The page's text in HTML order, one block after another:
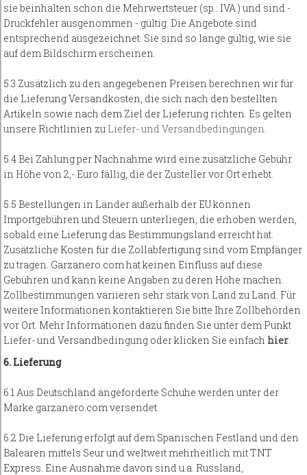
sie beinhalten schon die Mehrwertsteuer (sp.: IVA ) und sind -
Druckfehler ausgenommen - gültig. Die Angebote sind
entsprechend ausgezeichnet. Sie sind so lange gültig, wie sie
auf dem Bildschirm erscheinen.
5.3 Zusätzlich zu den angegebenen Preisen berechnen wir für
die Lieferung Versandkosten, die sich nach den bestellten
Artikeln sowie nach dem Ziel der Lieferung richten. Es gelten
unsere Richtlinien zu Liefer- und Versandbedingungen
5.4 Bei Zahlung per Nachnahme wird eine zusätzliche Gebühr
in Höhe von 2,- Euro fällig, die der Zusteller vor Ort erhebt.
5.5 Bestellungen in Länder außerhalb der EU können
Importgebühren und Steuern unterliegen, die erhoben werden,
sobald eine Lieferung das Bestimmungsland erreicht hat.
Zusätzliche Kosten für die Zollabfertigung sind vom Empfänger
zu tragen. Garzanero.com hat keinen Einfluss auf diese
Gebühren und kann keine Angaben zu deren Höhe machen.
Zollbestimmungen variieren sehr stark von Land zu Land. Für
weitere Informationen kontaktieren Sie bitte Ihre Zollbehörden
vor Ort. Mehr Informationen dazu finden Sie unter dem Punkt
Liefer- und Versandbedingung oder klicken Sie einfach hier
6. Lieferung
6.1 Aus Deutschland angeforderte Schuhe werden unter der
Marke garzanero.com versendet.
6.2 Die Lieferung erfolgt auf dem Spanischen Festland und den
Balearen mittels Seur und weltweit mehrheitlich mit TNT
Express. Eine Ausnahme davon sind u.a. Russland,